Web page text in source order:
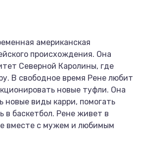
американская
происхождения. Она
Северной Каролины, где
В свободное время Рене любит
новые туфли. Она
новые виды карри, помогать
в баскетбол. Рене живет в
вместе с мужем и любимым